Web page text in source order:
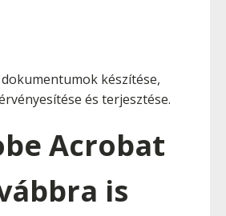
készítése,
és terjesztése.
Acrobat
is